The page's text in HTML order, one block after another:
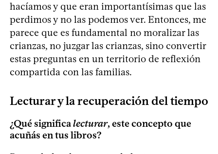
hacíamos y que eran importantísimas que las
perdimos y no las podemos ver. Entonces, me
parece que es fundamental no moralizar las
crianzas, no juzgar las crianzas, sino convertir
estas preguntas en un territorio de reflexión
compartida con las familias.
Lecturar y la recuperación del tiempo
¿Qué significalecturar, este concepto que
acuñás en tus libros?